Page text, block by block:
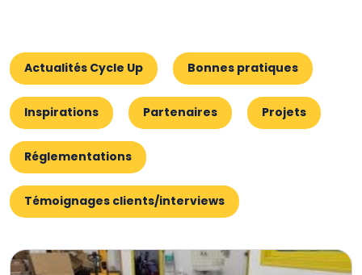
Actualités Cycle Up Bonnes pratiques
Inspirations Partenaires Projets
Réglementations
Témoignages clients/interviews